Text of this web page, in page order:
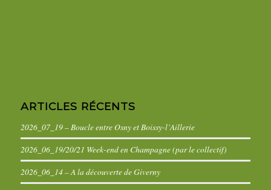
ARTICLES RÉCENTS
2026_07_19 – Boucle entre Osny et Boissy-l’Aillerie
2026_06_19/20/21 Week-end en Champagne (par le collectif)
2026_06_14 – A la découverte de Giverny